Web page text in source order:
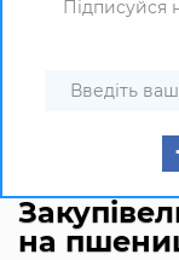
Підписуйся
на